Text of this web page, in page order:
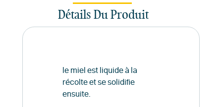
Détails Du Produit
le miel est liquide à la
récolte et se solidifie
ensuite.